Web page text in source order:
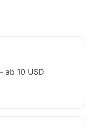
ab 10 USD